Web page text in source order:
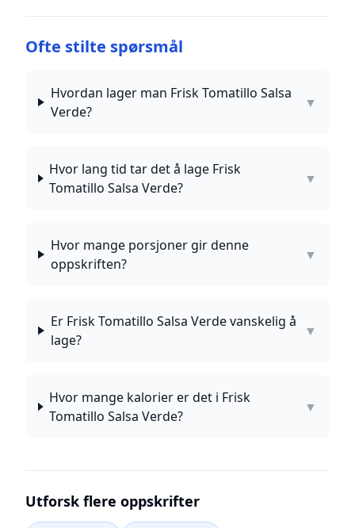
Ofte stilte spørsmål
Hvordan lager man Frisk Tomatillo Salsa
Verde?
▼
Hvor lang tid tar det å lage Frisk
Tomatillo Salsa Verde?
▼
Hvor mange porsjoner gir denne
oppskriften?
▼
Er Frisk Tomatillo Salsa Verde vanskelig å
lage?
▼
Hvor mange kalorier er det i Frisk
Tomatillo Salsa Verde?
▼
Utforsk flere oppskrifter